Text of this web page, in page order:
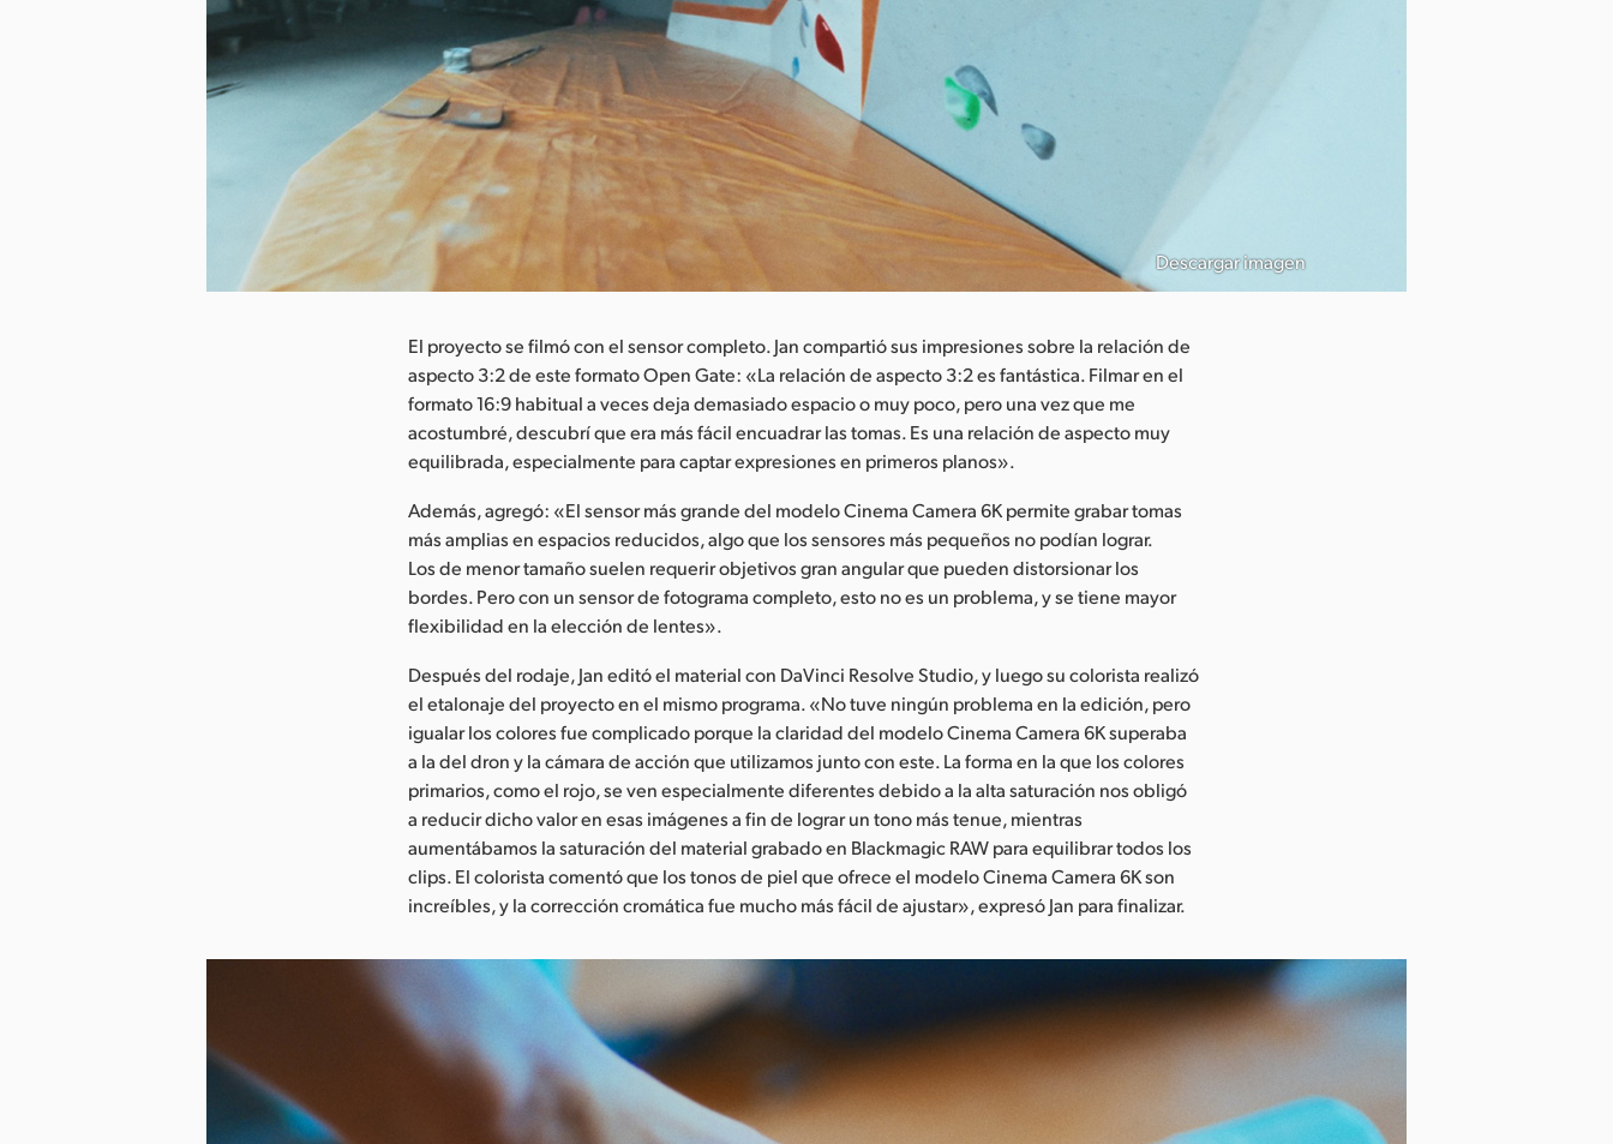
Descargar imagen
El proyecto se filmó con el sensor completo. Jan compartió sus impresiones sobre la relación de
aspecto 3:2 de este formato Open Gate: «La relación de aspecto 3:2 es fantástica. Filmar en el
formato 16:9 habitual a veces deja demasiado espacio o muy poco, pero una vez que me
acostumbré, descubrí que era más fácil encuadrar las tomas. Es una relación de aspecto muy
equilibrada, especialmente para captar expresiones en primeros planos».
Además, agregó: «El sensor más grande del modelo Cinema Camera 6K permite grabar tomas
más amplias en espacios reducidos, algo que los sensores más pequeños no podían lograr.
Los de menor tamaño suelen requerir objetivos gran angular que pueden distorsionar los
bordes. Pero con un sensor de fotograma completo, esto no es un problema, y se tiene mayor
flexibilidad en la elección de lentes».
Después del rodaje, Jan editó el material con DaVinci Resolve Studio, y luego su colorista realizó
el etalonaje del proyecto en el mismo programa. «No tuve ningún problema en la edición, pero
igualar los colores fue complicado porque la claridad del modelo Cinema Camera 6K superaba
a la del dron y la cámara de acción que utilizamos junto con este. La forma en la que los colores
primarios, como el rojo, se ven especialmente diferentes debido a la alta saturación nos obligó
a reducir dicho valor en esas imágenes a fin de lograr un tono más tenue, mientras
aumentábamos la saturación del material grabado en Blackmagic RAW para equilibrar todos los
clips. El colorista comentó que los tonos de piel que ofrece el modelo Cinema Camera 6K son
increíbles, y la corrección cromática fue mucho más fácil de ajustar», expresó Jan para finalizar.